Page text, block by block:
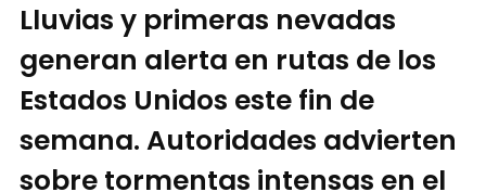
Lluvias y primeras nevadas
generan alerta en rutas de los
Estados Unidos este fin de
semana. Autoridades advierten
sobre tormentas intensas en el